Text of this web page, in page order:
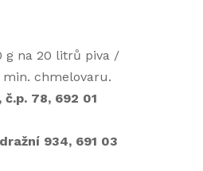
g na 20 litrů piva /
min. chmelovaru.
č.p. 78, 692 01
934, 691 03